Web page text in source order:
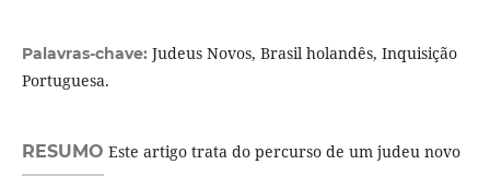
Palavras-chave: Judeus Novos, Brasil holandês, Inquisição
Portuguesa.
RESUMO Este artigo trata do percurso de um judeu novo